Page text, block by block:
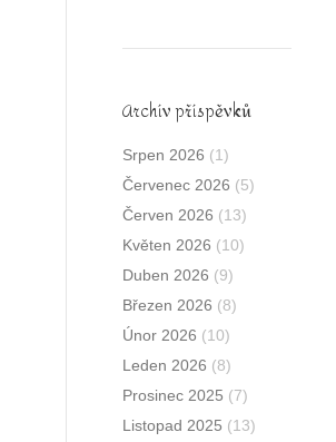
Archív příspěvků
Srpen 2026 (1)
Červenec 2026 (5)
Červen 2026 (13)
Květen 2026 (10)
Duben 2026 (9)
Březen 2026 (8)
Únor 2026 (10)
Leden 2026 (8)
Prosinec 2025 (7)
Listopad 2025 (13)